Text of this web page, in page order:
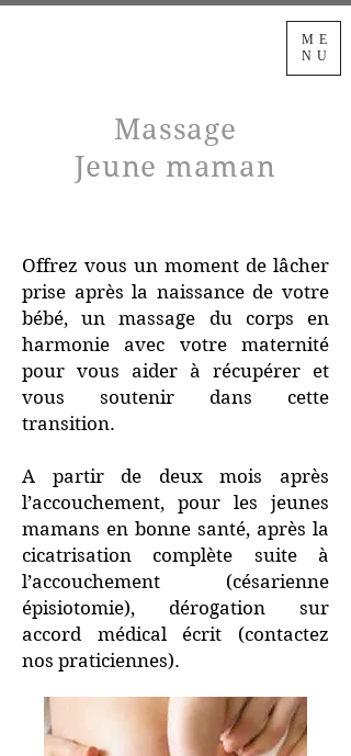
ME
NU
Massage
Jeune maman
Offrez vous un moment de lâcher
prise après la naissance de votre
bébé, un massage du corps en
harmonie avec votre maternité
pour vous aider à récupérer et
vous soutenir dans cette
transition.
A partir de deux mois après
l’accouchement, pour les jeunes
mamans en bonne santé, après la
cicatrisation complète suite à
l’accouchement (césarienne
épisiotomie), dérogation sur
accord médical écrit (contactez
nos praticiennes).